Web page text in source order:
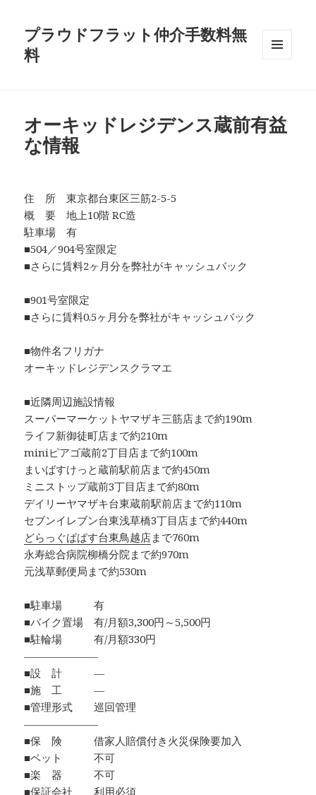
プラウドフラット仲介手数料無
料
オーキッドレジデンス蔵前有益
な情報
住 所 東京都台東区三筋2-5-5
概 要 地上10階 RC造
駐車場 有
■504／904号室限定
■さらに賃料2ヶ月分を弊社がキャッシュバック
■901号室限定
■さらに賃料0.5ヶ月分を弊社がキャッシュバック
■物件名フリガナ
オーキッドレジデンスクラマエ
■近隣周辺施設情報
スーパーマーケットヤマザキ三筋店まで約190m
ライフ新御徒町店まで約210m
miniピアゴ蔵前2丁目店まで約100m
まいばすけっと蔵前駅前店まで約450m
ミニストップ蔵前3丁目店まで約80m
デイリーヤマザキ台東蔵前駅前店まで約110m
セブンイレブン台東浅草橋3丁目店まで約440m
どらっぐぱぱす台東鳥越店まで760m
永寿総合病院柳橋分院まで約970m
元浅草郵便局まで約530m
■駐車場 有
■バイク置場 有/月額3,300円～5,500円
■駐輪場 有/月額330円
―――――――
■設 計 ―
■施 工 ―
■管理形式 巡回管理
―――――――
■保 険 借家人賠償付き火災保険要加入
■ペット 不可
■楽 器 不可
■保証会社 利用必須